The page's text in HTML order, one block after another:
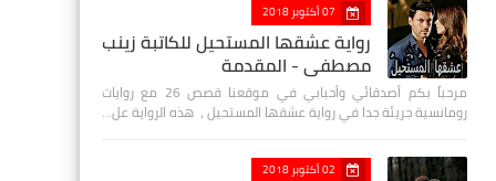
07 أكتوبر 2018
رواية عشقها المستحيل للكاتبة زينب
مصطفي - المقدمة
مرحباً بكم أصدقائي وأحبابي في موقعنا قصص 26 مع روايات
رومانسية جريئة جدا في رواية عشقها المستحيل ، هذه الرواية عل…
02 أكتوبر 2018